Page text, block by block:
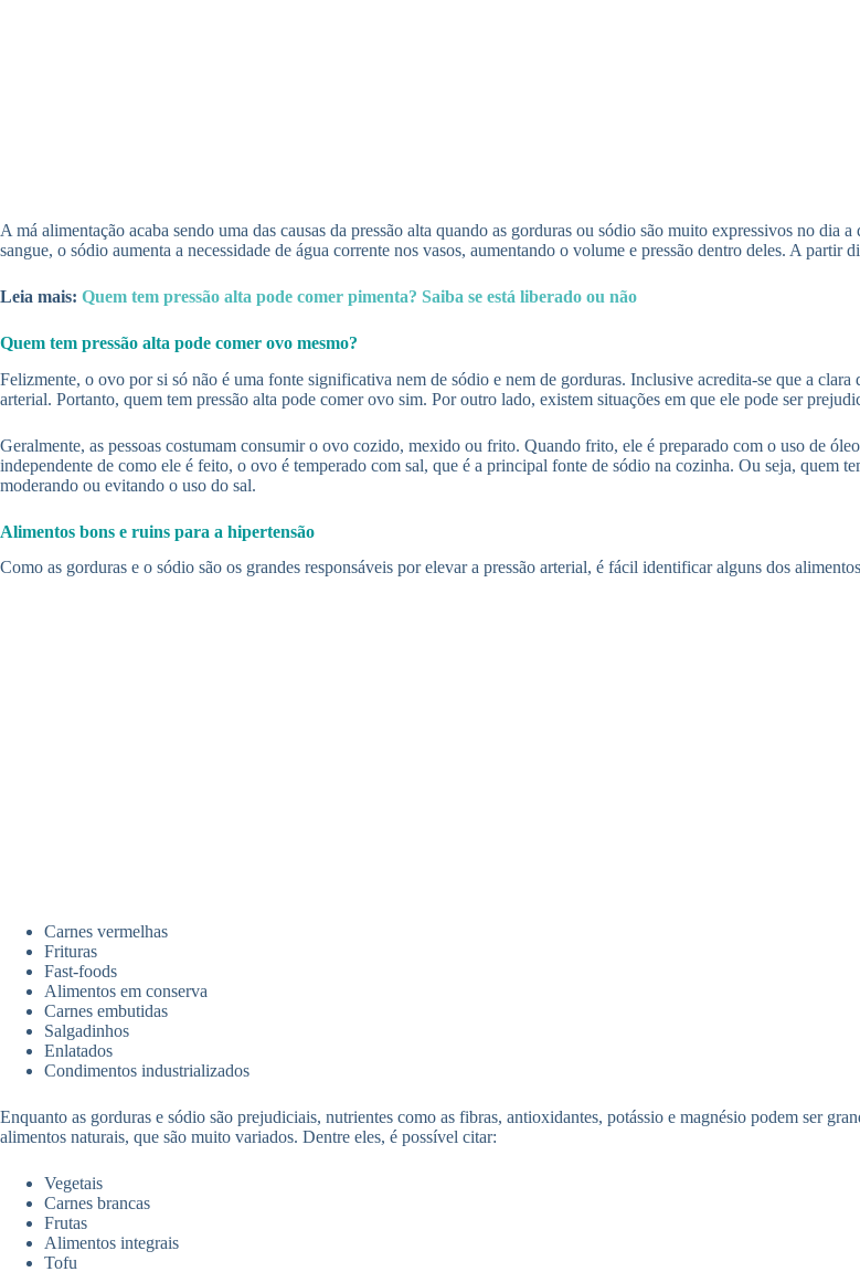
A má alimentação acaba sendo uma das causas da pressão alta quando as gorduras ou sódio são muito expressivos no
sangue, o sódio aumenta a necessidade de água corrente nos vasos, aumentando o volume e pressão dentro deles. A
Leia mais: Quem tem pressão alta pode comer pimenta? Saiba se está liberado ou não
Quem tem pressão alta pode comer ovo mesmo?
Felizmente, o ovo por si só não é uma fonte significativa nem de sódio e nem de gorduras. Inclusive acredita-se que a
arterial. Portanto, quem tem pressão alta pode comer ovo sim. Por outro lado, existem situações em que ele pode ser
Geralmente, as pessoas costumam consumir o ovo cozido, mexido ou frito. Quando frito, ele é preparado com o uso de
independente de como ele é feito, o ovo é temperado com sal, que é a principal fonte de sódio na cozinha. Ou seja, quem
moderando ou evitando o uso do sal.
Alimentos bons e ruins para a hipertensão
Como as gorduras e o sódio são os grandes responsáveis por elevar a pressão arterial, é fácil identificar alguns dos
Carnes vermelhas
Frituras
Fast-foods
Alimentos em conserva
Carnes embutidas
Salgadinhos
Enlatados
Condimentos industrializados
Enquanto as gorduras e sódio são prejudiciais, nutrientes como as fibras, antioxidantes, potássio e magnésio podem ser
alimentos naturais, que são muito variados. Dentre eles, é possível citar:
Vegetais
Carnes brancas
Frutas
Alimentos integrais
Tofu